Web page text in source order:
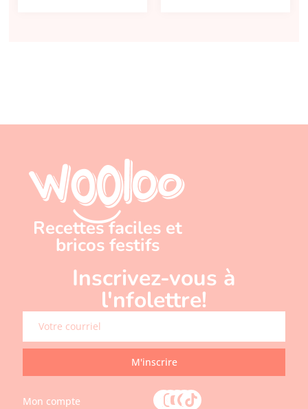
Recettes faciles et
bricos festifs
Inscrivez-vous à
l'nfolettre!
M'inscrire
Mon compte